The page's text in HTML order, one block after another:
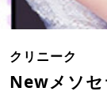
クリニーク
Newメソセ